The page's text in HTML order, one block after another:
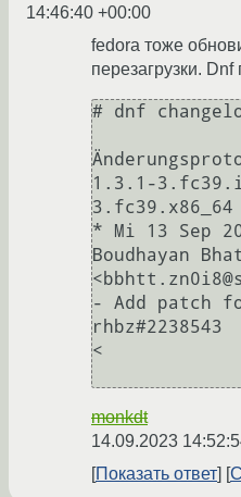
14:46:40 +00:00
fedora тоже
перезагрузки.
# dnf
1.3.1-
3.fc39.x86_64
* Mi 13 Sep
Boudhayan
- Add patch
rhbz#2238543
<
monkdt
14.09.2023
Показать ответ